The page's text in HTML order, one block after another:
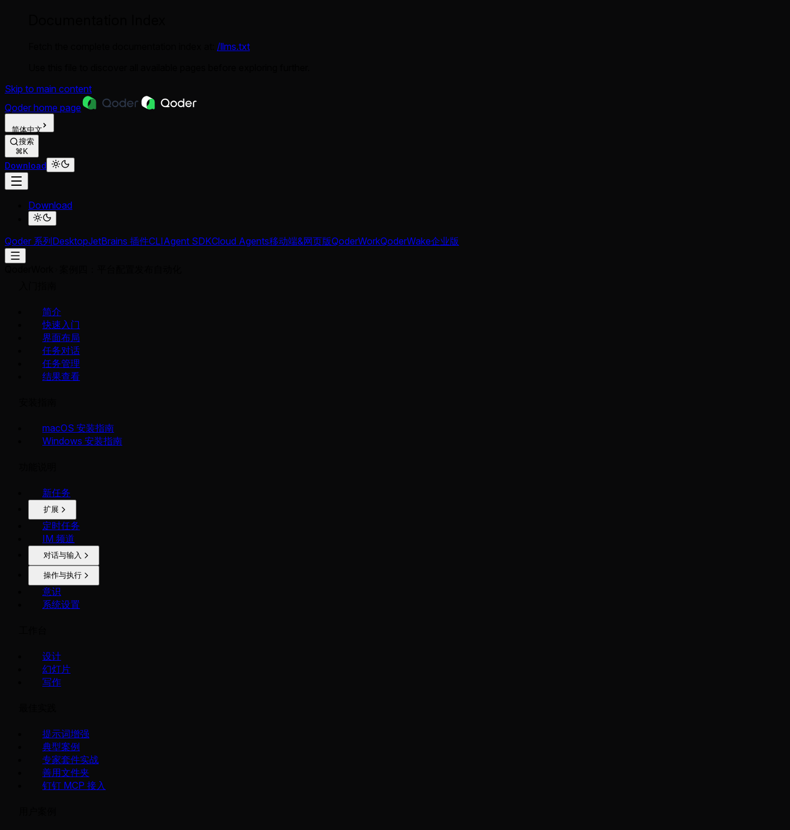
/llms.txt
Skip to main content
Qoder home page
简体中文
搜索
⌘K
Download
Download
Qoder 系列DesktopJetBrains 插件CLIAgent SDKCloud Agents移动端&网页版QoderWorkQoderWake企业版
简介
快速入门
界面布局
任务对话
任务管理
结果查看
macOS 安装指南
Windows 安装指南
新任务
扩展
定时任务
IM 频道
对话与输入
操作与执行
意识
系统设置
设计
幻灯片
写作
提示词增强
典型案例
专家套件实战
善用文件夹
钉钉 MCP 接入